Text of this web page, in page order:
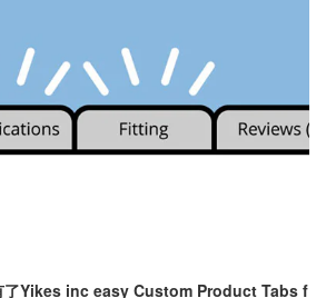
了Yikes inc easy Custom Product Tabs f